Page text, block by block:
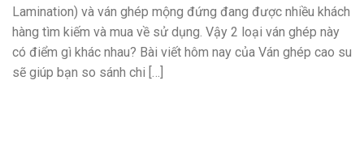
Lamination) và ván ghép mộng đứng đang được nhiều khách
hàng tìm kiếm và mua về sử dụng. Vậy 2 loại ván ghép này
có điểm gì khác nhau? Bài viết hôm nay của Ván ghép cao su
sẽ giúp bạn so sánh chi […]